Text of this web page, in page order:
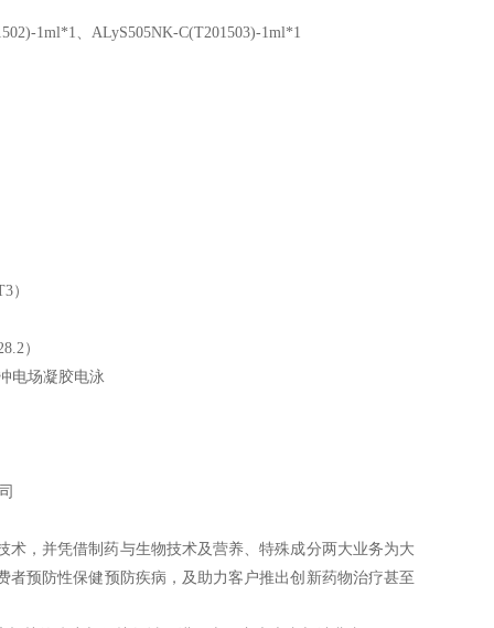
1ml*1、ALyS505NK-C(T201503)-1ml*1
）
）
电场凝胶电泳
，并凭借制药与生物技术及营养、特殊成分两大业务为大
预防性保健预防疾病，及助力客户推出创新药物治疗甚至